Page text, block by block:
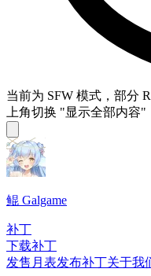
当前为 SFW 模式，部分
上角切换 "显示全部内容"
鲲 Galgame
补丁
下载补丁
发售月表发布补丁关于我